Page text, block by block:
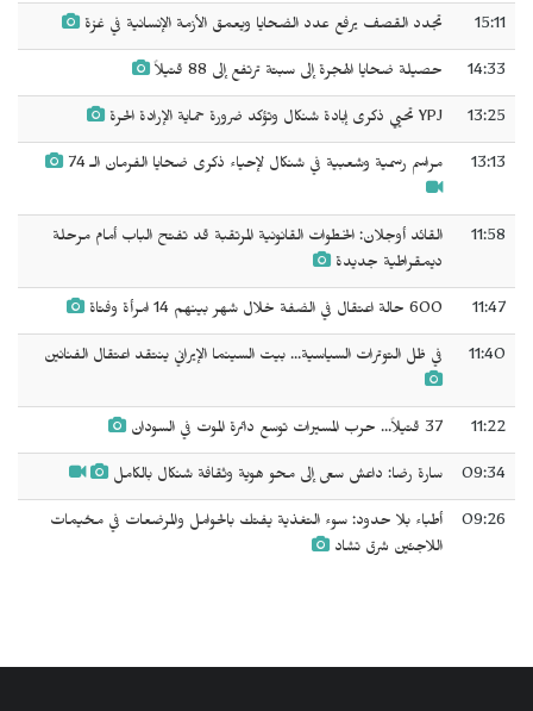
15:11 تجدد القصف يرفع عدد الضحايا ويعمق الأزمة الإنسانية في غزة
14:33 حصيلة ضحايا الهجرة إلى سبتة ترتفع إلى 88 قتيلاً
13:25 YPJ تحيي ذكرى إبادة شنكال وتؤكد ضرورة حماية الإرادة الحرة
13:13 مراسم رسمية وشعبية في شنكال لإحياء ذكرى ضحايا الفرمان الـ 74
11:58
القائد أوجلان: الخطوات القانونية المرتقبة قد تفتح الباب أمام مرحلة
ديمقراطية جديدة
11:47 600 حالة اعتقال في الضفة خلال شهر بينهم 14 امرأة وفتاة
11:40 في ظل التوترات السياسية... بيت السينما الإيراني ينتقد اعتقال الفنانين
11:22 37 قتيلاً... حرب المسيرات توسع دائرة الموت في السودان
09:34 سارة رضا: داعش سعى إلى محو هوية وثقافة شنكال بالكامل
09:26
أطباء بلا حدود: سوء التغذية يفتك بالحوامل والمرضعات في مخيمات
اللاجئين شرق تشاد